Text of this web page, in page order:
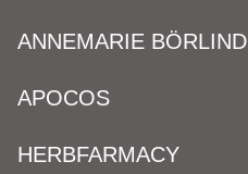
ANNEMARIE BÖRLIND
APOCOS
HERBFARMACY